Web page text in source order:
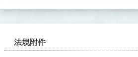
法規附件